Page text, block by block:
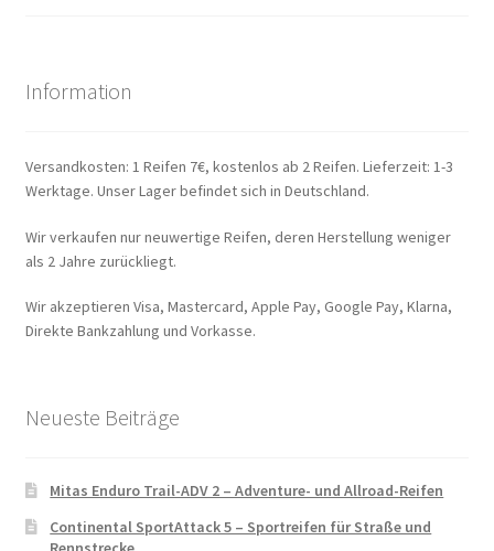
Information
Versandkosten: 1 Reifen 7€, kostenlos ab 2 Reifen. Lieferzeit: 1-3
Werktage. Unser Lager befindet sich in Deutschland.
Wir verkaufen nur neuwertige Reifen, deren Herstellung weniger
als 2 Jahre zurückliegt.
Wir akzeptieren Visa, Mastercard, Apple Pay, Google Pay, Klarna,
Direkte Bankzahlung und Vorkasse.
Neueste Beiträge
Mitas Enduro Trail-ADV 2 – Adventure- und Allroad-Reifen
Continental SportAttack 5 – Sportreifen für Straße und